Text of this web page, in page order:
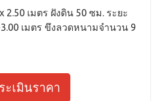
2.50 เมตร ฝังดิน 50 ซม. ระยะ
เมตร ขึงลวดหนามจำนวน 9
เมินราคา